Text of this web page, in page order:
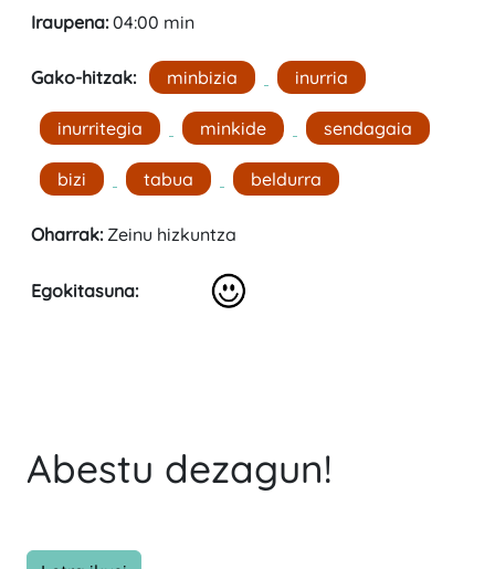
Iraupena:04:00 min
Gako-hitzak: minbizia inurria
inurritegia minkide sendagaia
bizi tabua beldurra
Oharrak:Zeinu hizkuntza
Egokitasuna:
Abestu dezagun!